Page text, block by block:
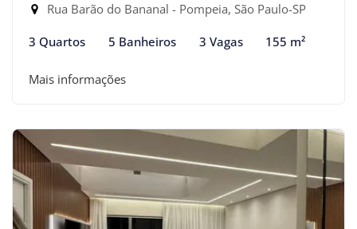
Rua Barão do Bananal - Pompeia, São Paulo-SP
3 Quartos 5 Banheiros 3 Vagas 155 m²
Mais informações